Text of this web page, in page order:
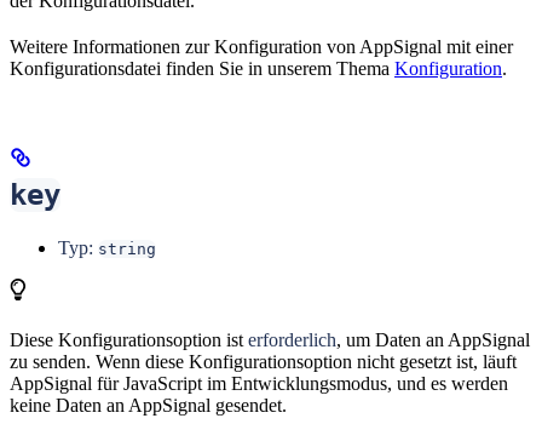
Weitere Informationen zur Konfiguration von AppSignal mit einer
Konfigurationsdatei finden Sie in unserem Thema Konfiguration.
key
Typ: string
Diese Konfigurationsoption ist erforderlich, um Daten an AppSignal
zu senden. Wenn diese Konfigurationsoption nicht gesetzt ist, läuft
AppSignal für JavaScript im Entwicklungsmodus, und es werden
keine Daten an AppSignal gesendet.